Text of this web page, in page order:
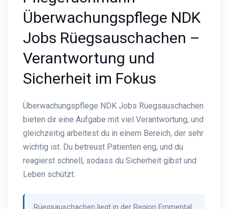
Überwachungspflege NDK
Jobs Rüegsauschachen –
Verantwortung und
Sicherheit im Fokus
Überwachungspflege NDK Jobs Rüegsauschachen
bieten dir eine Aufgabe mit viel Verantwortung, und
gleichzeitig arbeitest du in einem Bereich, der sehr
wichtig ist. Du betreust Patienten eng, und du
reagierst schnell, sodass du Sicherheit gibst und
Leben schützt.
Rüegsauschachen liegt in der Region Emmental